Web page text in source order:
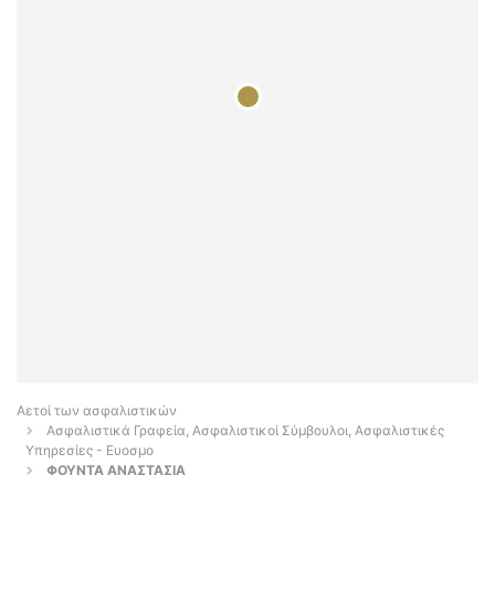
Αετοί των ασφαλιστικών
Ασφαλιστικά Γραφεία, Ασφαλιστικοί Σύμβουλοι, Ασφαλιστικές
Υπηρεσίες - Ευοσμο
ΦΟΥΝΤΑ ΑΝΑΣΤΑΣΙΑ